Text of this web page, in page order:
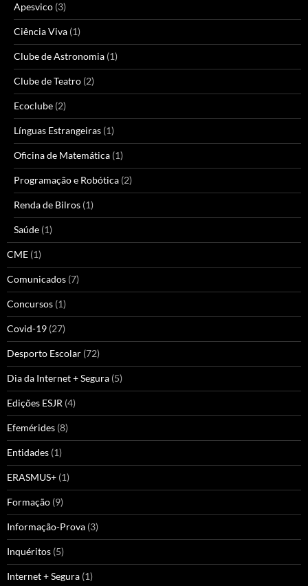
Apesvico (3)
Ciência Viva (1)
Clube de Astronomia (1)
Clube de Teatro (2)
Ecoclube (2)
Línguas Estrangeiras (1)
Oficina de Matemática (1)
Programação e Robótica (2)
Renda de Bilros (1)
Saúde (1)
CME (1)
Comunicados (7)
Concursos (1)
Covid-19 (27)
Desporto Escolar (72)
Dia da Internet + Segura (5)
Edições ESJR (4)
Efemérides (8)
Entidades (1)
ERASMUS+ (1)
Formação (9)
Informação-Prova (3)
Inquéritos (5)
Internet + Segura (1)